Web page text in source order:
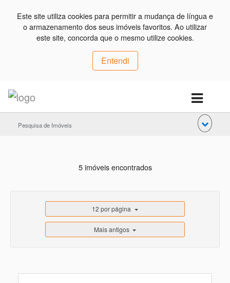
Este site utiliza cookies para permitir a mudança de língua e
o armazenamento dos seus imóveis favoritos. Ao utilizar
este site, concorda que o mesmo utilize cookies.
Entendi
Pesquisa de Imóveis
5 imóveis encontrados
12 por página
Mais antigos